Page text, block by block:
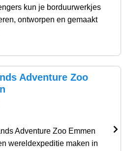
kun je borduurwerkjes
ontworpen en gemaakt
Adventure Zoo
Adventure Zoo Emmen
wereldexpeditie maken in